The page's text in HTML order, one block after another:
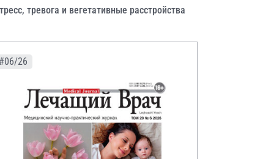
тревога и вегетативные расстройства
#06/26